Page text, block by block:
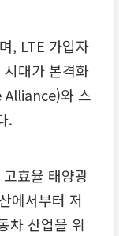
, LTE 가입자
대가 본격화
Alliance)와 스
.
효율 태양광
에서부터 저
차 산업을 위